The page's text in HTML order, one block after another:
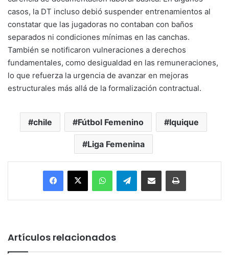
casos, la DT incluso debió suspender entrenamientos al
constatar que las jugadoras no contaban con baños
separados ni condiciones mínimas en las canchas.
También se notificaron vulneraciones a derechos
fundamentales, como desigualdad en las remuneraciones,
lo que refuerza la urgencia de avanzar en mejoras
estructurales más allá de la formalización contractual.
chile Fútbol Femenino Iquique
Liga Femenina
Facebook
X WhatsAppTelegramEnviar vía email Imprimir
Artículos relacionados